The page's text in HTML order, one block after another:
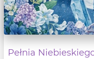
Pełnia